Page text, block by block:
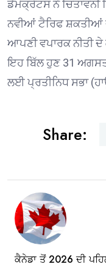
ਡੈਮੋਕ੍ਰੇਟਸ ਨੇ ਚਿਤਾਵਨੀ
ਨਵੀਆਂ ਟੈਰਿਫ ਸ਼ਕਤੀਆਂ
ਆਪਣੀ ਵਪਾਰਕ ਨੀਤੀ
ਇਹ ਬਿੱਲ ਹੁਣ 31
ਲਈ ਪ੍ਰਤੀਨਿਧ ਸਭਾ
Share:
ਕੈਨੇਡਾ ਤੋਂ 2026 ਦੀ